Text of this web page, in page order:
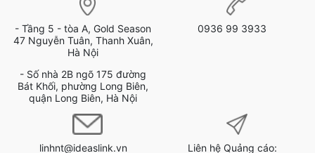
- Tầng 5 - tòa A, Gold Season
47 Nguyễn Tuân, Thanh Xuân,
Hà Nội
- Số nhà 2B ngõ 175 đường
Bát Khối, phường Long Biên,
quận Long Biên, Hà Nội
0936 99 3933
linhnt@ideaslink.vn Liên hệ Quảng cáo: